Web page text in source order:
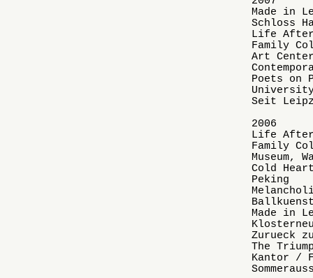
Made in
Schloss
Life After
Family
Art
Poets on
Seit
2006
Life After
Family
Museum,
Cold
Peking
Made in
Zurueck
The
Kantor /